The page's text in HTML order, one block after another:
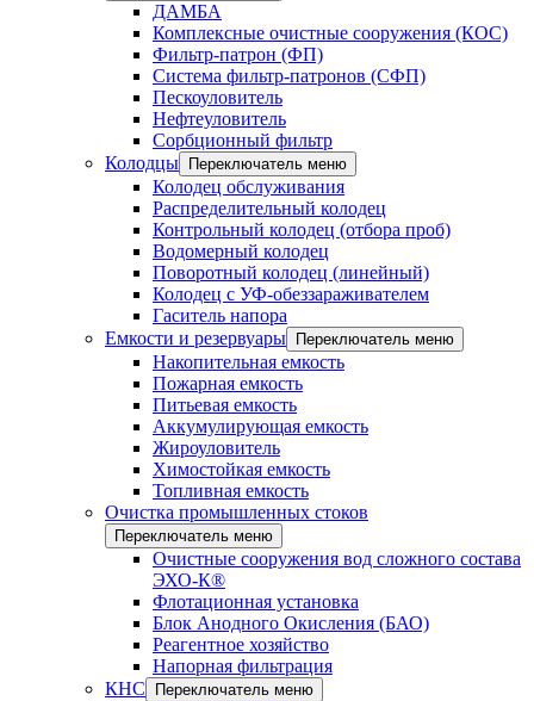
ДАМБА
Комплексные очистные сооружения (КОС)
Фильтр-патрон (ФП)
Система фильтр-патронов (СФП)
Пескоуловитель
Нефтеуловитель
Сорбционный фильтр
Колодцы
Переключатель меню
Колодец обслуживания
Распределительный колодец
Контрольный колодец (отбора проб)
Водомерный колодец
Поворотный колодец (линейный)
Колодец с УФ-обеззараживателем
Гаситель напора
Емкости и резервуары
Переключатель меню
Накопительная емкость
Пожарная емкость
Питьевая емкость
Аккумулирующая емкость
Жироуловитель
Химостойкая емкость
Топливная емкость
Очистка промышленных стоков
Переключатель меню
Очистные сооружения вод сложного состава
ЭХО-К®
Флотационная установка
Блок Анодного Окисления (БАО)
Реагентное хозяйство
Напорная фильтрация
КНС
Переключатель меню